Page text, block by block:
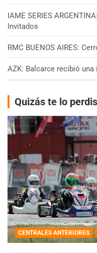
IAME SERIES
Invitados
RMC BUENOS AIRES:
AZK: Balcarce recibió
Quizás te lo
CENTRALES ANTERIORES